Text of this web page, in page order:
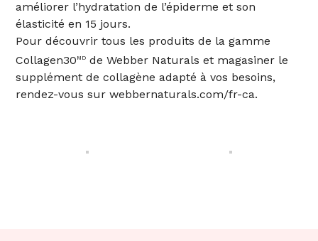
améliorer l’hydratation de l’épiderme et son
élasticité en 15 jours.
Pour découvrir tous les produits de la gamme
Collagen30 MD de Webber Naturals et magasiner le
supplément de collagène adapté à vos besoins,
rendez-vous surwebbernaturals.com/fr-ca.